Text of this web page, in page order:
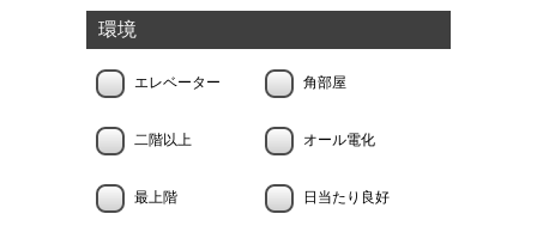
環境
エレベーター 角部屋
二階以上 オール電化
最上階 日当たり良好